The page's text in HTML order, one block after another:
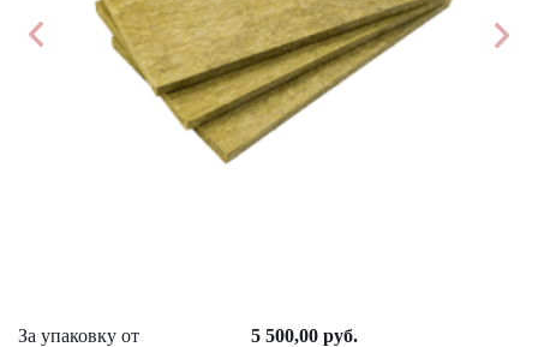
За упаковку от 5 500,00 руб.